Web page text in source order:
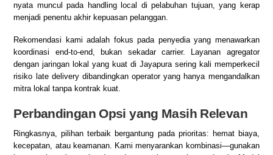
nyata muncul pada handling local di pelabuhan tujuan, yang kerap
menjadi penentu akhir kepuasan pelanggan.
Rekomendasi kami adalah fokus pada penyedia yang menawarkan
koordinasi end-to-end, bukan sekadar carrier. Layanan agregator
dengan jaringan lokal yang kuat di Jayapura sering kali memperkecil
risiko late delivery dibandingkan operator yang hanya mengandalkan
mitra lokal tanpa kontrak kuat.
Perbandingan Opsi yang Masih Relevan
Ringkasnya, pilihan terbaik bergantung pada prioritas: hemat biaya,
kecepatan, atau keamanan. Kami menyarankan kombinasi—gunakan